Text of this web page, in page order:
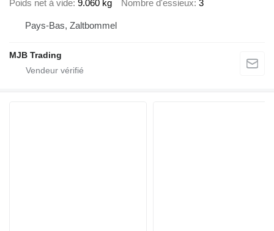
Poids net à vide 9.060 kg Nombre d'essieux 3
Pays-Bas, Zaltbommel
MJB Trading